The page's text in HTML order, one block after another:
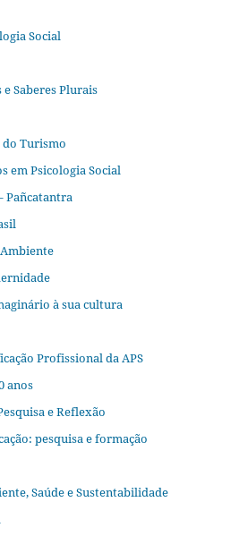
Social
Saberes Plurais
Turismo
em Psicologia Social
Pañcatantra
à sua cultura
Profissional da APS
anos
e Reflexão
pesquisa e formação
Saúde e Sustentabilidade